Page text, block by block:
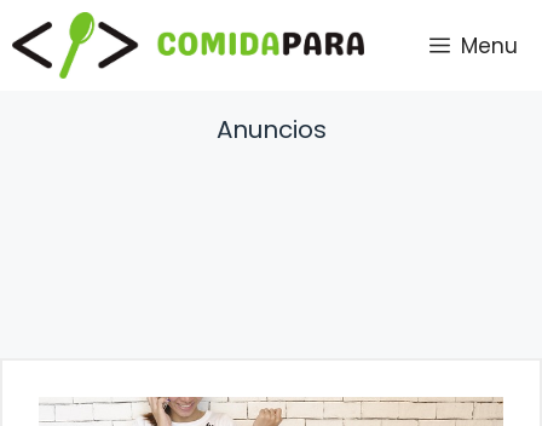
Saltar
al
contenido
Menu
Anuncios